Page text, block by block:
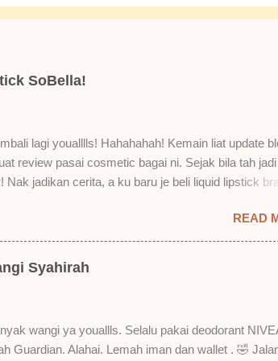
SoBella!
lagi youalllls! Hahahahah! Kemain liat update
review pasai cosmetic bagai ni. Sejak bila tah jadi
jadikan cerita, a ku baru je beli liquid lipstick
dengan pelbagai cara, aku jumpa beberapa
ni dan kenapa aku tak berapa suka juga. Tapi
tu boleh adjust. Don't worry! Aku start dengan
Ringan gila tekstur dia bila dah kering. Serious!
lah kalau dah minum bergelas-gelas dan makan
nak cuci. Tak perl...
READ
Syahirah
wangi ya youallls. Selalu pakai deodorant
Guardian. Alahai. Lemah iman dan wallet . 🤣